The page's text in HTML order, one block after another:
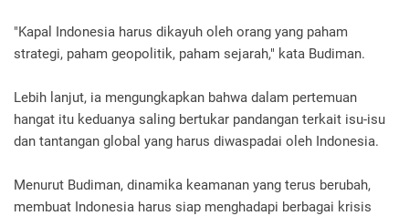
"Kapal Indonesia harus dikayuh oleh orang yang paham
strategi, paham geopolitik, paham sejarah," kata Budiman.
Lebih lanjut, ia mengungkapkan bahwa dalam pertemuan
hangat itu keduanya saling bertukar pandangan terkait isu-isu
dan tantangan global yang harus diwaspadai oleh Indonesia.
Menurut Budiman, dinamika keamanan yang terus berubah,
membuat Indonesia harus siap menghadapi berbagai krisis